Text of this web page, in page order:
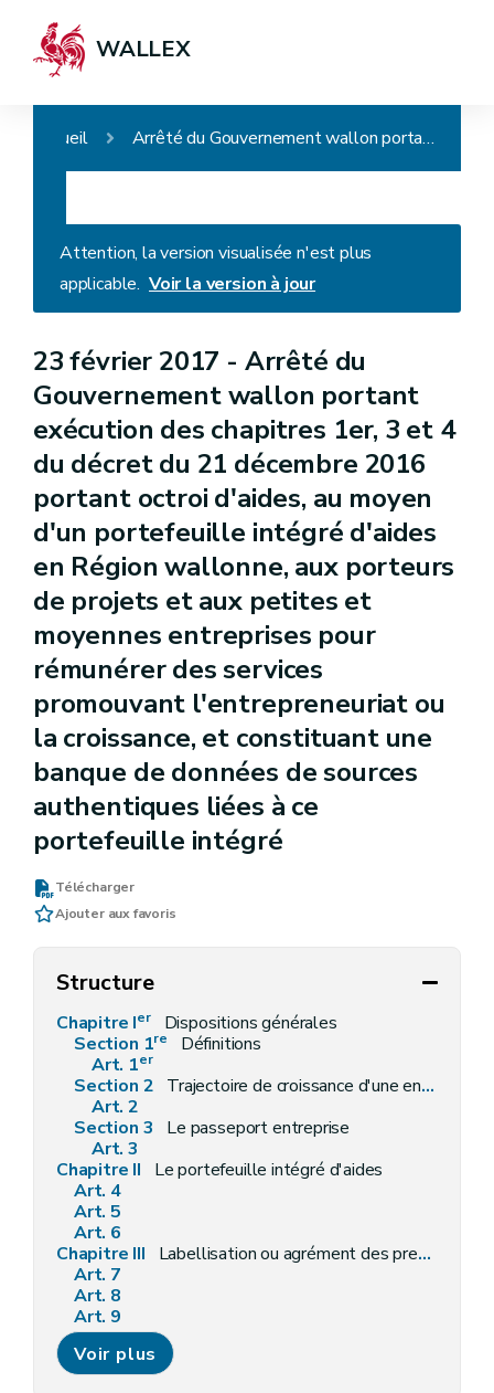
WALLEX
Accueil Arrêté du Gouvernement wallon portant exécution des chapitres 1er, 3 et 4 du décret du 21 décembre 2016 portant octroi d'aides, au moyen d'un portefeuille intégré d'aides en Région wallonne, aux porteurs de projets et aux petites et moyennes entreprises pour rémunérer des services promouvant l'entrepreneuriat ou la croissance, et constituant une banque de données de sources authentiques liées à ce portefeuille intégré
Attention, la version visualisée n'est plus
applicable. Voir la version à jour
23 février 2017 - Arrêté du
Gouvernement wallon portant
exécution des chapitres 1er, 3 et 4
du décret du 21 décembre 2016
portant octroi d'aides, au moyen
d'un portefeuille intégré d'aides
en Région wallonne, aux porteurs
de projets et aux petites et
moyennes entreprises pour
rémunérer des services
promouvant l'entrepreneuriat ou
la croissance, et constituant une
banque de données de sources
authentiques liées à ce
portefeuille intégré
Télécharger
Ajouter aux favoris
Structure
Chapitre Ier
Dispositions générales
Section 1re
Définitions
Art. 1er
Section 2 Trajectoire de croissance d'une entreprise
Art. 2
Section 3
Le passeport entreprise
Art. 3
Chapitre II
Le portefeuille intégré d'aides
Art. 4
Art. 5
Art. 6
Chapitre III
Labellisation ou agrément des prestataires de services
Art. 7
Art. 8
Art. 9
Art. 10
Art. 11
Art. 12
Voir plus